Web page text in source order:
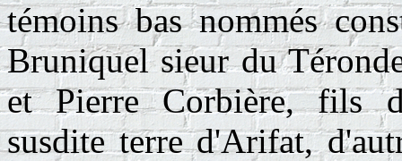
témoins bas nommés
Bruniquel sieur du
et Pierre Corbière, fils
susdite terre d'Arifat,